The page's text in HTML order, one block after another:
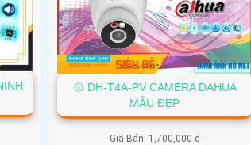
۞ DH-T4A-PV CAMERA DAHUA
MẪU ĐẸP
Giá Bán: 1,700,000 ₫